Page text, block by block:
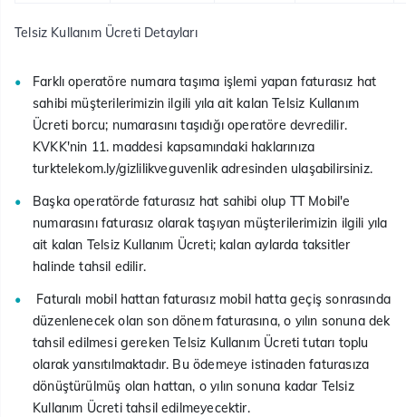
Telsiz Kullanım Ücreti Detayları​
​Farklı operatöre numara taşıma işlemi yapan faturasız hat
sahibi müşterilerimizin ilgili yıla ait kalan Telsiz Kullanım
Ücreti borcu; numarasını taşıdığı operatöre devredilir.
KVKK'nin 11. maddesi kapsamındaki haklarınıza
turktelekom.ly/gizlilikveguvenlik adresinden ulaşabilirsiniz.
Başka operatörde faturasız hat sahibi olup TT Mobil'e
numarasını faturasız olarak taşıyan müşterilerimizin ilgili yıla
ait kalan Telsiz Kullanım Ücreti; kalan aylarda taksitler
halinde tahsil edilir.
Faturalı mobil hattan faturasız mobil hatta geçiş sonrasında
düzenlenecek olan son dönem faturasına, o yılın sonuna dek
tahsil edilmesi gereken Telsiz Kullanım Ücreti tutarı toplu
olarak yansıtılmaktadır. Bu ödemeye istinaden faturasıza
dönüştürülmüş olan hattan, o yılın sonuna kadar Telsiz
Kullanım Ücreti tahsil edilmeyecektir.